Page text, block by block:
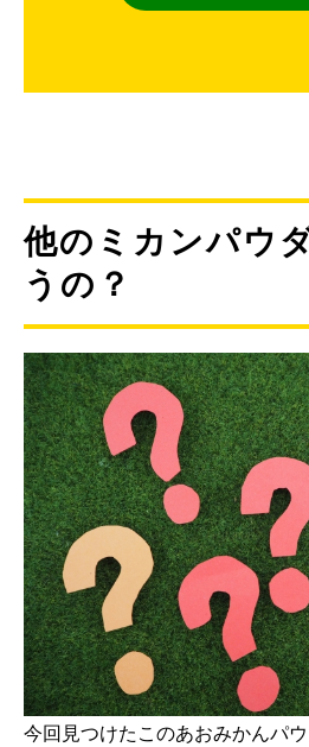
他のミカンパウ
うの？
今回見つけたこのあおみかんパ